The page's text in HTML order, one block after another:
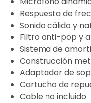
Respuesta de
Sonido cálido y
Filtro anti-pop y
Sistema de
Construcción
Adaptador de
Cartucho de
Cable no incluido